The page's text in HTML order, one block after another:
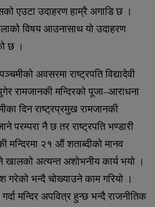
एउटा उदाहरण हाम्रै अगाडि छ ।
विषय आउनासाथ यो उदाहरण
छ ।
अवसरमा राष्ट्रपति विद्यादेवी
रामजानकी मन्दिरको पूजा–आराधना
दिन राष्ट्रप्रमुख रामजानकी
परम्परा नै छ तर राष्ट्रपति भण्डारी
मन्दिरमा २१ औं शताब्दीको मानव
खालको अत्यन्त अशोभनीय कार्य भयो ।
गरेको भन्दै चोख्याउने काम गरियो ।
मन्दिर अपवित्र हुन्छ भन्दै राजनीतिक